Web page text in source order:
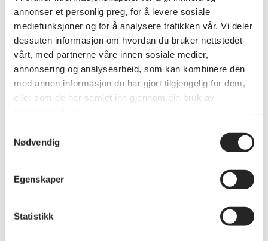
annonser et personlig preg, for å levere sosiale
mediefunksjoner og for å analysere trafikken vår. Vi deler
dessuten informasjon om hvordan du bruker nettstedet
vårt, med partnerne våre innen sosiale medier,
annonsering og analysearbeid, som kan kombinere den
med annen informasjon du har gjort tilgjengelig for dem,
eller som de har samlet inn gjennom din bruk av
Nødvendig
Egenskaper
Statistikk
Medlemskap
Åpent møte 22. juni
Pensjonistforbundet Rogaland inviterer til åpent
møte på Spinneriet, Hjelmeland 22. juni 2026 kl.
1400